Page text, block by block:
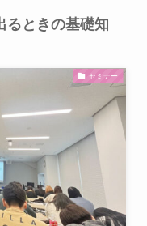
るときの基礎知
セミナー